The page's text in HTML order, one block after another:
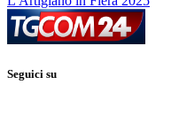
Seguici su